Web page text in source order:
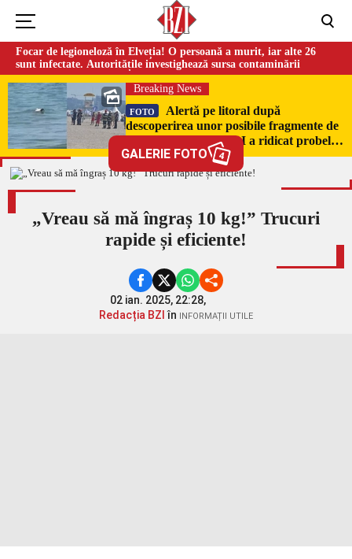
Focar de legioneloză în Elveția! O persoană a murit, iar alte 26
sunt infectate. Autoritățile investighează sursa contaminării
Breaking News
FOTO
Alertă pe litoral după
descoperirea unor posibile fragmente de
dronă în Mamaia. SRI a ridicat probele
pentru expertiză
GALERIE FOTO 4
„Vreau să mă îngraș 10 kg!” Trucuri
rapide și eficiente!
02 ian. 2025, 22:28,
Redacția BZI în INFORMAȚII UTILE